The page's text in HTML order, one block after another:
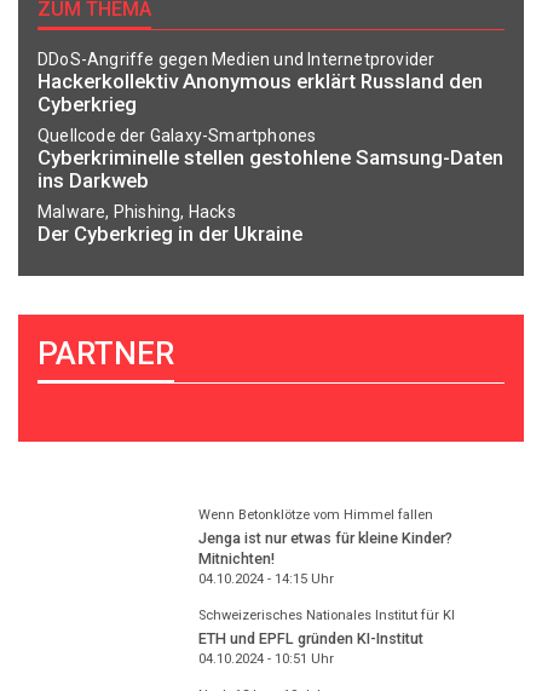
ZUM THEMA
DDoS-Angriffe gegen Medien und Internetprovider
Hackerkollektiv Anonymous erklärt Russland den
Cyberkrieg
Quellcode der Galaxy-Smartphones
Cyberkriminelle stellen gestohlene Samsung-Daten
ins Darkweb
Malware, Phishing, Hacks
Der Cyberkrieg in der Ukraine
PARTNER
Wenn Betonklötze vom Himmel fallen
Jenga ist nur etwas für kleine Kinder?
Mitnichten!
04.10.2024 - 14:15Uhr
Schweizerisches Nationales Institut für KI
ETH und EPFL gründen KI-Institut
04.10.2024 - 10:51 Uhr